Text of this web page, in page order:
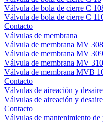
Válvula de bola de cierre C
Válvula de bola de cierre C
Contacto
Válvulas de membrana
Válvula de membrana MV 308
Válvula de membrana MV 309
Válvula de membrana MV 310
Válvula de membrana MVB
Contacto
Válvulas de aireación y
Válvulas de aireación y
Contacto
Válvulas de mantenimiento de